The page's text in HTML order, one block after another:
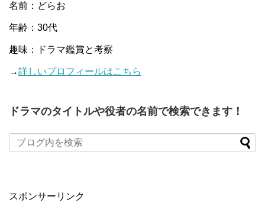
名前：どらお
年齢：30代
趣味：ドラマ鑑賞と考察
→詳しいプロフィールはこちら
ドラマのタイトルや役者の名前で検索できます！
スポンサーリンク